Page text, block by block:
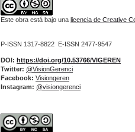
Este obra está bajo una licencia de Creative
P-ISSN 1317-8822 E-ISSN 2477-9547
DOI: https://doi.org/10.53766/VIGEREN
Twitter: @VisionGerenci
Facebook: Visiongeren
Instagram: @visiongerenci